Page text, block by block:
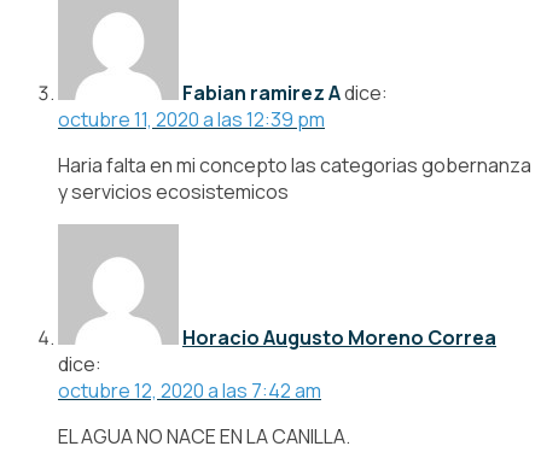
Fabian ramirez Adice:
octubre 11, 2020 a las 12:39 pm
Haria falta en mi concepto las categorias gobernanza
y servicios ecosistemicos
Horacio Augusto Moreno Correa
dice:
octubre 12, 2020 a las 7:42 am
EL AGUA NO NACE EN LA CANILLA.